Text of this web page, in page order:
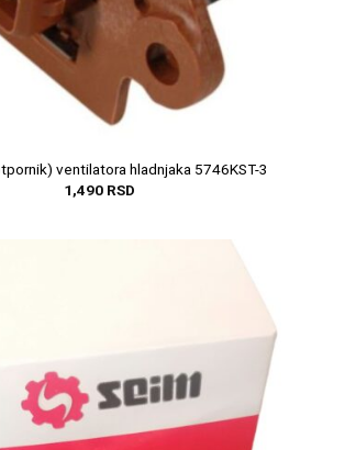
ventilatora hladnjaka 5746KST-3
1,490 RSD